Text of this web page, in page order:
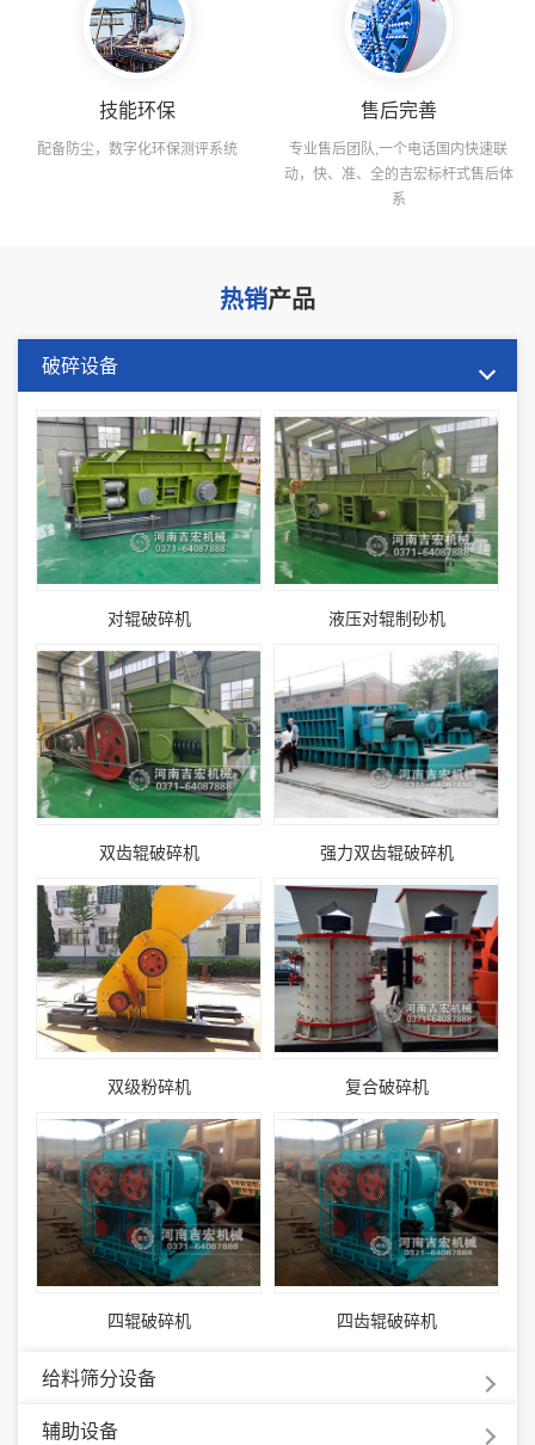
技能环保
配备防尘，数字化环保测评系统
售后完善
专业售后团队,一个电话国内快速联
动，快、准、全的吉宏标杆式售后体
系
热销产品
破碎设备
对辊破碎机 液压对辊制砂机
双齿辊破碎机 强力双齿辊破碎机
双级粉碎机 复合破碎机
四辊破碎机 四齿辊破碎机
给料筛分设备
辅助设备